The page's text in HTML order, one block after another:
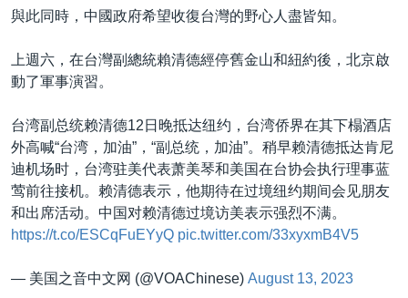
與此同時，中國政府希望收復台灣的野心人盡皆知。
上週六，在台灣副總統賴清德經停舊金山和紐約後，北京啟
動了軍事演習。
台湾副总统赖清德12日晚抵达纽约，台湾侨界在其下榻酒店
外高喊“台湾，加油”，“副总统，加油”。稍早赖清德抵达肯尼
迪机场时，台湾驻美代表萧美琴和美国在台协会执行理事蓝
莺前往接机。赖清德表示，他期待在过境纽约期间会见朋友
和出席活动。中国对赖清德过境访美表示强烈不满。
https://t.co/ESCqFuEYyQ pic.twitter.com/33xyxmB4V5
— 美国之音中文网 (@VOAChinese) August 13, 2023